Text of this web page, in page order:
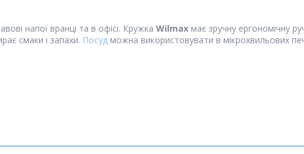
напої вранці та в офісі. Кружка Wilmax має зручну ергономічну
смаки і запахи. Посуд можна використовувати в мікрохвильових